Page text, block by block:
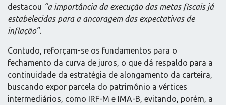
destacou “a importância da execução das metas fiscais já
estabelecidas para a ancoragem das expectativas de
inflação”.
Contudo, reforçam-se os fundamentos para o
fechamento da curva de juros, o que dá respaldo para a
continuidade da estratégia de alongamento da carteira,
buscando expor parcela do patrimônio a vértices
intermediários, como IRF-M e IMA-B, evitando, porém, a